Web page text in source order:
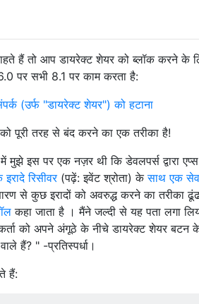
हैं तो आप डायरेक्ट शेयर को ब्लॉक करने के
पर सभी 8.1 पर काम करता है:
(उर्फ "डायरेक्ट शेयर") को हटाना
पूरी तरह से बंद करने का एक तरीका है!
इस पर एक नज़र थी कि डेवलपर्स द्वारा
रिसीवर(पढ़ें: इवेंट श्रोता) केसाथ एक
से कुछ इरादों को अवरुद्ध करने का तरीका
कहा जाता है । मैंने जल्दी से यह पता लगा
को अपने अंगूठे के नीचे डायरेक्ट शेयर बटन
हैं? " -प्रतिस्पर्धा।
हैं: